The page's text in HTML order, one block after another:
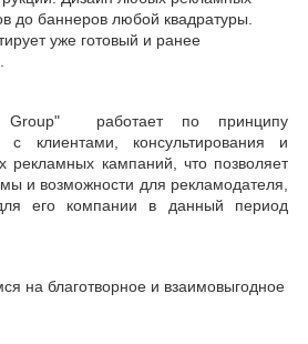
до баннеров любой квадратуры.
уже готовый и ранее
Group"
работает по принципу
с клиентами, консультирования и
рекламных кампаний, что позволяет
и возможности для рекламодателя,
его компании в данный период
на благотворное и взаимовыгодное